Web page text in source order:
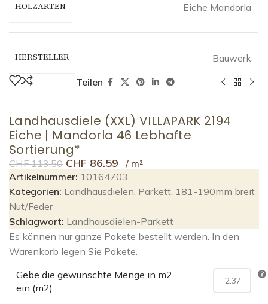
HOLZARTEN Eiche Mandorla
HERSTELLER Bauwerk
Teilen
Landhausdiele (XXL) VILLAPARK 2194
Eiche | Mandorla 46 Lebhafte
Sortierung*
CHF113.50 CHF 86.59
Artikelnummer: 10164703
Kategorien: Landhausdielen, Parkett, 181-190mm breit
Nut/Feder
Schlagwort: Landhausdielen-Parkett
Es können nur ganze Pakete bestellt werden. In den
Warenkorb legen Sie Pakete.
Gebe die gewünschte Menge in m2
ein (m2)